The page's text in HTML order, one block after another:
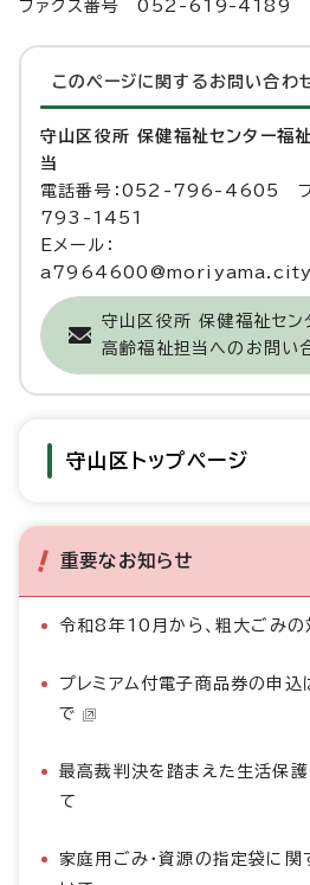
ファクス番号 052-619-4189
このページに関する お問い合わ
守山区役所 保健福祉センター福
当
電話番号：052-796-4605 フ
793-1451
Eメール：
守山区役所 保健福祉セン
高齢福祉担当へのお問い
守山区トップページ
重要なお知らせ
令和8年10月から、粗大ごみの
プレミアム付電子商品券の申込
で
最高裁判決を踏まえた生活保
て
家庭用ごみ・資源の指定袋に